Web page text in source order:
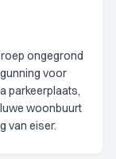
ongegrond
voor
parkeerplaats,
woonbuurt
van eiser.